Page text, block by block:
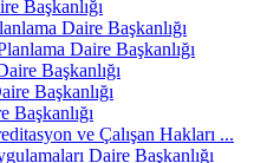
Başkanlığı
Daire Başkanlığı
Daire Başkanlığı
Başkanlığı
Başkanlığı
Başkanlığı
ve Çalışan Hakları ...
Daire Başkanlığı